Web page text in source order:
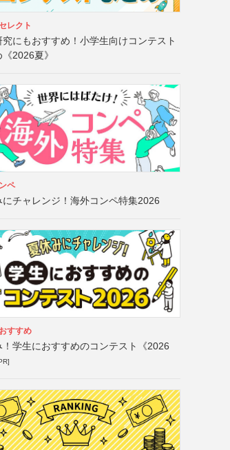
レクト
究にもおすすめ！小学生向けコンテスト
2026夏》
ペ
にチャレンジ！海外コンペ特集2026
すすめ
！学生におすすめのコンテスト《2026